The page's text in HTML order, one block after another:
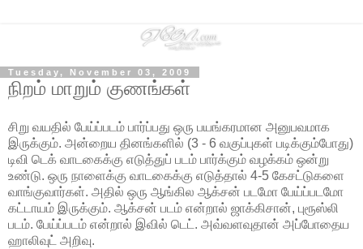
Tuesday, November 03, 2009
நிறம் மாறும் குணங்கள்
சிறு வயதில் பேய்ப்படம் பார்ப்பது ஒரு பயங்கரமான அனுபவமாக
இருக்கும். அன்றைய தினங்களில் (3 - 6 வகுப்புகள் படிக்கும்போது)
டிவி டெக் வாடகைக்கு எடுத்துப் படம் பார்க்கும் வழக்கம் ஒன்று
உண்டு. ஒரு நாளைக்கு வாடகைக்கு எடுத்தால் 4-5 கேசட்டுகளை
வாங்குவார்கள். அதில் ஒரு ஆங்கில ஆக்சன் படமோ பேய்ப்படமோ
கட்டாயம் இருக்கும். ஆக்சன் படம் என்றால் ஜாக்கிசான், புரூஸ்லி
படம். பேய்ப்படம் என்றால் இவில் டெட். அவ்வளவுதான் அப்போதைய
ஹாலிவுட் அறிவு.